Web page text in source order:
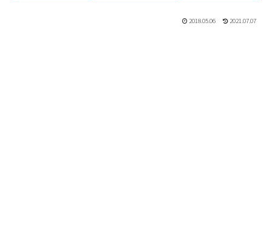
2018.05.06 2021.07.07